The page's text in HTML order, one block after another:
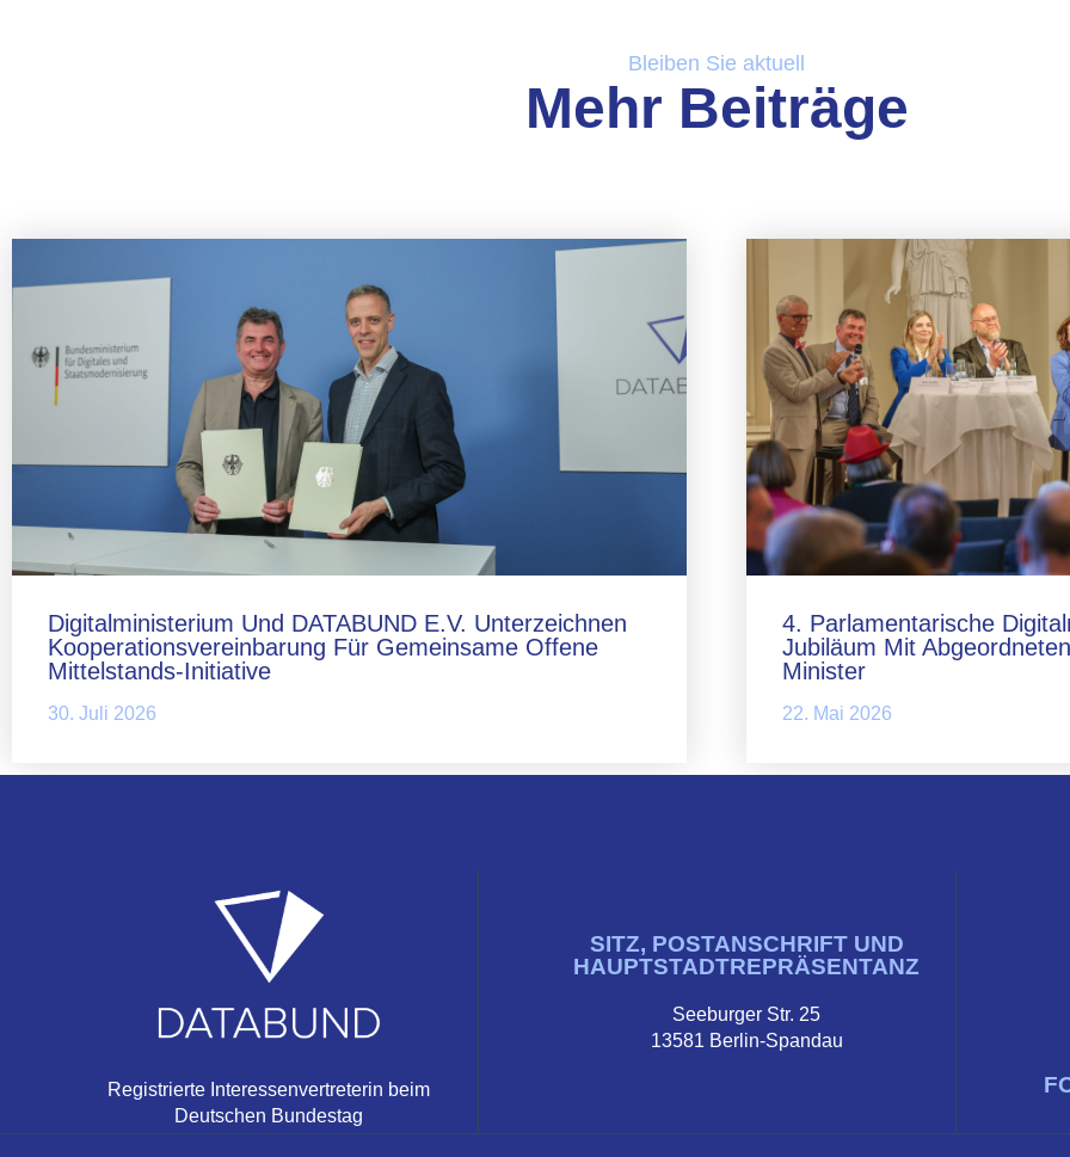
Bleiben Sie aktuell
Mehr Beiträge
Digitalministerium Und DATABUND E.V. Unterzeichnen
Kooperationsvereinbarung Für Gemeinsame Offene
Mittelstands-Initiative
30. Juli 2026
4. Parlamentarische
Jubiläum Mit
Minister
22. Mai 2026
Registrierte Interessenvertreterin beim
Deutschen Bundestag
SITZ, POSTANSCHRIFT UND
HAUPTSTADTREPRÄSENTANZ
Seeburger Str. 25
13581 Berlin-Spandau